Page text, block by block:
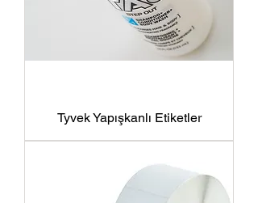
Tyvek Yapışkanlı Etiketler